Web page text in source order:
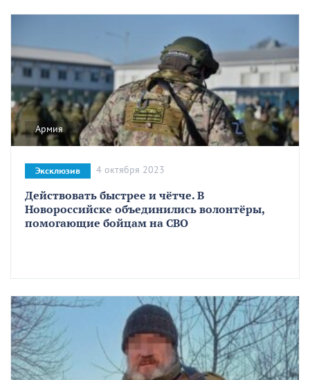
Армия
Действовать быстрее и чётче. В
Новороссийске объединились волонтёры,
помогающие бойцам на СВО
Эксклюзив 4 октября 2023